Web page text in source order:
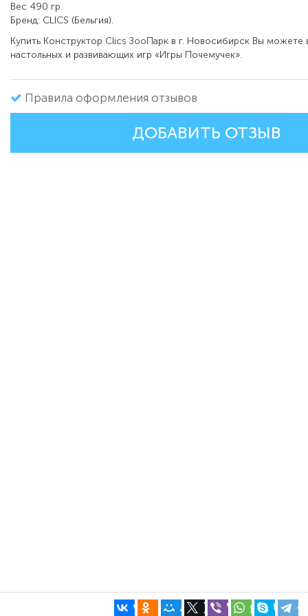
Вес 490 гр.
Бренд: CLICS (Бельгия).
Купить Конструктор Clics ЗооПарк в г. Новосибирск Вы можете
настольных и развивающих игр «Игры Почемучек».
Правила оформления отзывов
ДОБАВИТЬ ОТЗЫВ